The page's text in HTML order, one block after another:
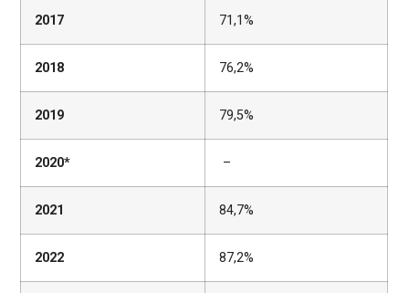
2017 71,1%
2018 76,2%
2019 79,5%
2020* –
2021 84,7%
2022 87,2%